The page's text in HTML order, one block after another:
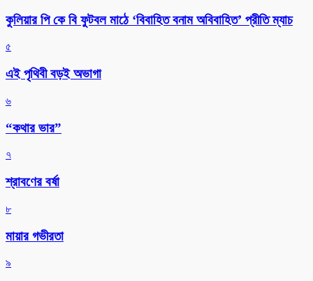
কুলিয়ার পি কে বি ফুটবল মাঠে ‘বিবাহিত বনাম অবিবাহিত’ প্রীতি ম্যাচ
৫
এই পৃথিবী বড়ই অভাগা
৬
“কথার ভার”
৭
শ্রাবণের বর্ষা
৮
মায়ার গভীরতা
৯